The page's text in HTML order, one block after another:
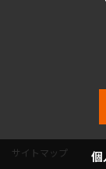
個
サイトマップ